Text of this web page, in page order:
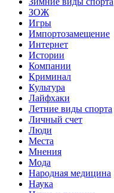
ЗОЖ
Игры
Импортозамещение
Интернет
Истории
Компании
Криминал
Культура
Лайфхаки
Летние виды спорта
Личный счет
Люди
Места
Мнения
Мода
Народная медицина
Наука